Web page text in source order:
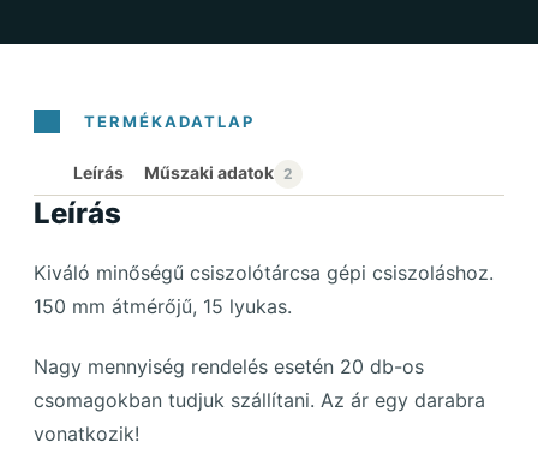
Leírás
Leírás
Kiváló minőségű csiszolótárcsa gépi csiszoláshoz.
150 mm átmérőjű, 15 lyukas.
Nagy mennyiség rendelés esetén 20 db-os
csomagokban tudjuk szállítani. Az ár egy darabra
vonatkozik!